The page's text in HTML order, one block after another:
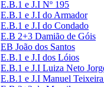
E.B.1 e J.I Nº 195
E.B.1 e J.I do Armador
E.B.1 e J.I do Condado
E.B 2+3 Damião de Góis
EB João dos Santos
E.B.1 e J.I dos Lóios
E.B.1 e J.I Luiza Neto
E.B.1 e J.I Manuel